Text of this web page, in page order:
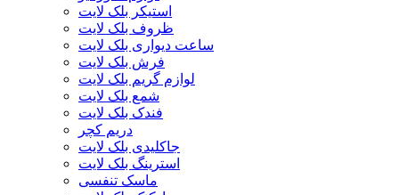
استیکر بلک لایت
ظروف بلک لایت
ساعت دیواری بلک لایت
فرش بلک لایت
لوازم گریم بلک لایت
شمع بلک لایت
فندک بلک لایت
دریم کچر
جاکلیدی بلک لایت
استرینگ بلک لایت
ماسک تنفسی